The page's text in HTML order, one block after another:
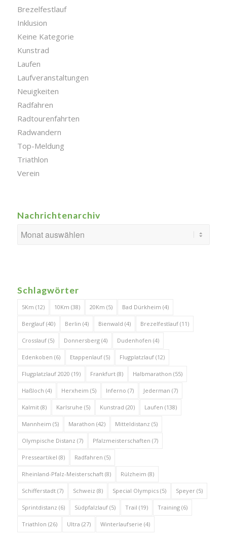
Brezelfestlauf
Inklusion
Keine Kategorie
Kunstrad
Laufen
Laufveranstaltungen
Neuigkeiten
Radfahren
Radtourenfahrten
Radwandern
Top-Meldung
Triathlon
Verein
Nachrichtenarchiv
Schlagwörter
5Km (12) 10Km (38) 20Km (5) Bad Dürkheim (4)
Berglauf(40) Berlin (4) Bienwald (4) Brezelfestlauf(11)
Crosslauf(5) Donnersberg(4) Dudenhofen (4)
Edenkoben (6) Etappenlauf(5) Flugplatzlauf(12)
Flugplatzlauf 2020 (19) Frankfurt(8) Halbmarathon (55)
Haßloch (4) Herxheim (5) Inferno (7) Jederman (7)
Kalmit(8) Karlsruhe (5) Kunstrad (20) Laufen (138)
Mannheim (5) Marathon (42) Mitteldistanz (5)
Olympische Distanz (7) Pfalzmeisterschaften (7)
Presseartikel (8) Radfahren (5)
Rheinland-Pfalz-Meisterschaft(8) Rülzheim (8)
Schifferstadt(7) Schweiz (8) Special Olympics(5) Speyer(5)
Sprintdistanz (6) Südpfalzlauf(5) Trail (19) Training(6)
Triathlon (26) Ultra (27) Winterlaufserie (4)